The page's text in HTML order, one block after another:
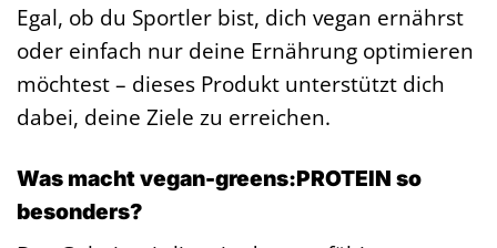
Egal, ob du Sportler bist, dich vegan ernährst
oder einfach nur deine Ernährung optimieren
möchtest – dieses Produkt unterstützt dich
dabei, deine Ziele zu erreichen.
Was macht vegan-greens:PROTEIN so
besonders?